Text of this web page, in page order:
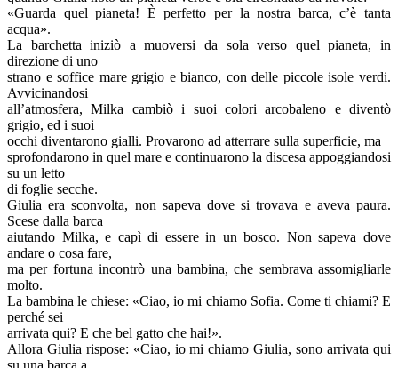
«Guarda quel pianeta! È perfetto per la nostra barca, c’è tanta
acqua».
La barchetta iniziò a muoversi da sola verso quel pianeta, in
direzione di uno
strano e soffice mare grigio e bianco, con delle piccole isole verdi.
Avvicinandosi
all’atmosfera, Milka cambiò i suoi colori arcobaleno e diventò
grigio, ed i suoi
occhi diventarono gialli. Provarono ad atterrare sulla superficie, ma
sprofondarono in quel mare e continuarono la discesa appoggiandosi
su un letto
di foglie secche.
Giulia era sconvolta, non sapeva dove si trovava e aveva paura.
Scese dalla barca
aiutando Milka, e capì di essere in un bosco. Non sapeva dove
andare o cosa fare,
ma per fortuna incontrò una bambina, che sembrava assomigliarle
molto.
La bambina le chiese: «Ciao, io mi chiamo Sofia. Come ti chiami? E
perché sei
arrivata qui? E che bel gatto che hai!».
Allora Giulia rispose: «Ciao, io mi chiamo Giulia, sono arrivata qui